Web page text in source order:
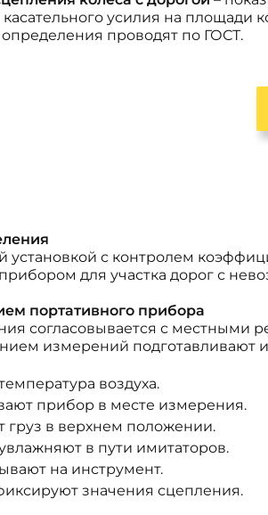
усилия на площади
проводят по ГОСТ.
установкой с контролем
для участка дорог с
портативного прибора
согласовывается с местными
измерений подготавливают
воздуха.
прибор в месте измерения.
груз в верхнем положении.
в пути имитаторов.
на инструмент.
значения сцепления.